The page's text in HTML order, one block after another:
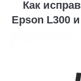
Как
Epson L300